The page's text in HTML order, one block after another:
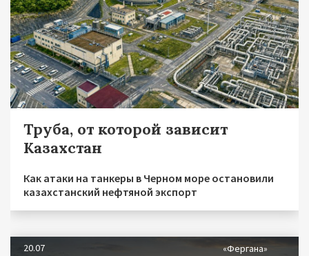
Труба, от которой зависит
Казахстан
Как атаки на танкеры в Черном море остановили
казахстанский нефтяной экспорт
20.07 «Фергана»